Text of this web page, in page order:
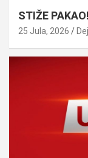
STIŽE
25 Jula, 2026